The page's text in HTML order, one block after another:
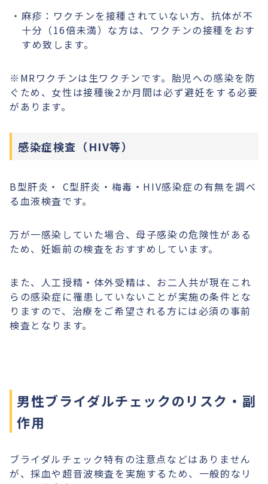
麻疹：ワクチンを接種されていない方、抗体が不
十分（16倍未満）な方は、ワクチンの接種をおす
すめ致します。
※MRワクチンは生ワクチンです。胎児への感染を防
ぐため、女性は接種後2か月間は必ず避妊をする必要
があります。
感染症検査（HIV等）
B型肝炎・ C型肝炎・梅毒・HIV感染症の有無を調べ
る血液検査です。
万が一感染していた場合、母子感染の危険性がある
ため、妊娠前の検査をおすすめしています。
また、人工授精・体外受精は、お二人共が現在これ
らの感染症に罹患していないことが実施の条件とな
りますので、治療をご希望される方には必須の事前
検査となります。
男性ブライダルチェックのリスク・副
作用
ブライダルチェック特有の注意点などはありません
が、採血や超音波検査を実施するため、一般的なリ